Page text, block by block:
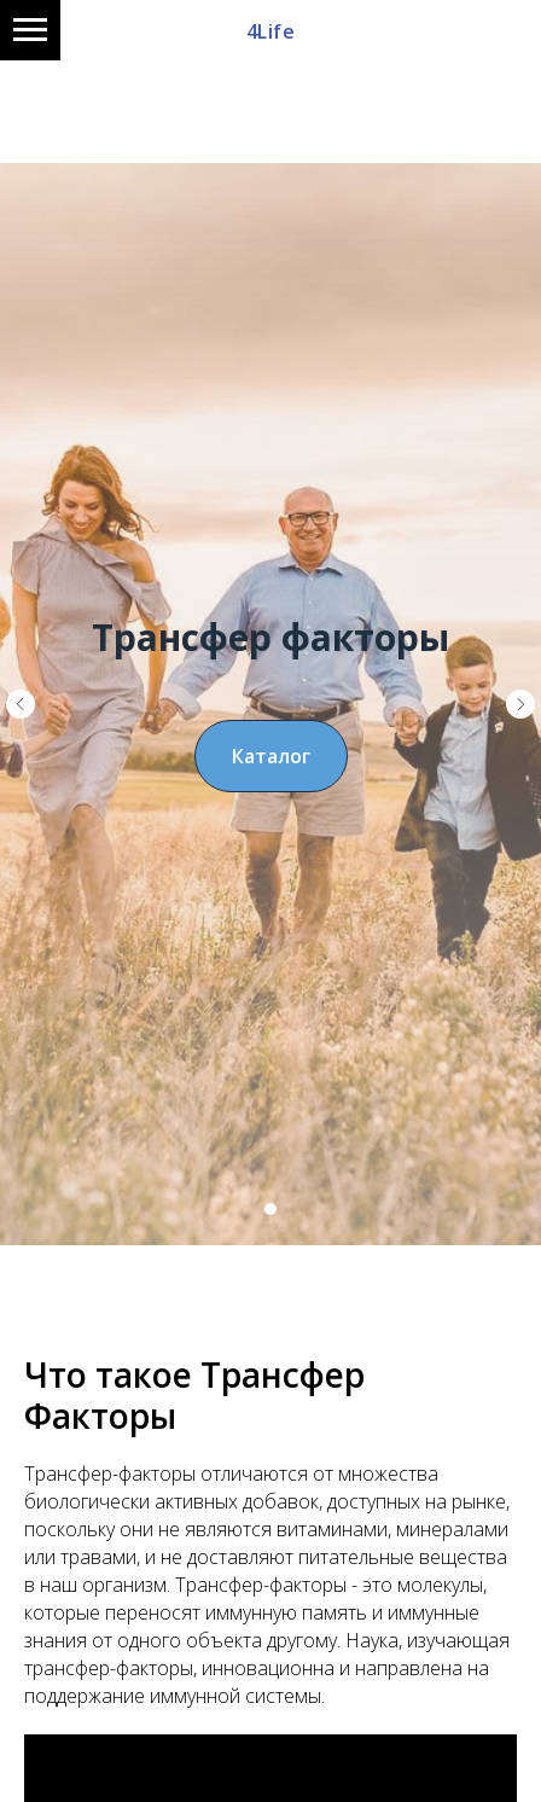
4Life
Трансфер факторы
Каталог
Что такое Трансфер
Факторы
Трансфер-факторы отличаются от множества
биологически активных добавок, доступных на рынке,
поскольку они не являются витаминами, минералами
или травами, и не доставляют питательные вещества
в наш организм. Трансфер-факторы - это молекулы,
которые переносят иммунную память и иммунные
знания от одного объекта другому. Наука, изучающая
трансфер-факторы, инновационна и направлена на
поддержание иммунной системы.